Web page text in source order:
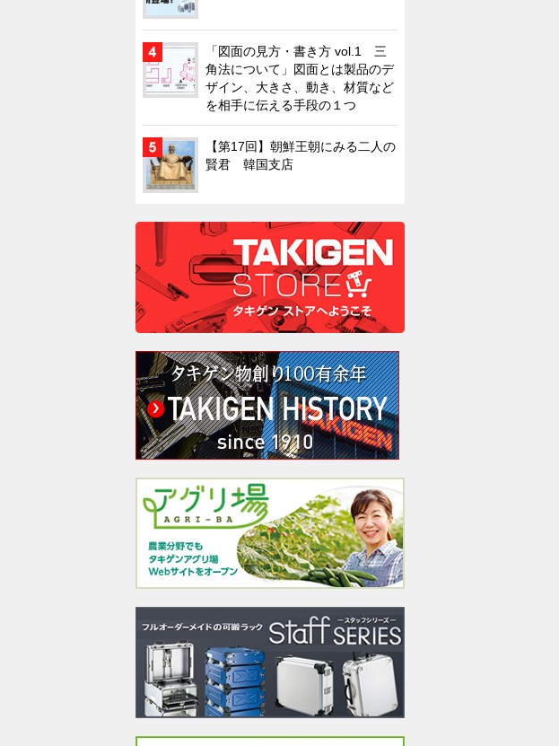
「図面の見方・書き方 vol.1 三
角法について」図面とは製品のデ
ザイン、大きさ、動き、材質など
を相手に伝える手段の１つ
【第17回】朝鮮王朝にみる二人の
賢君 韓国支店